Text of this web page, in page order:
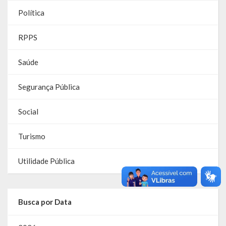
RGF
RPPS
RREO
PPA
Transparência
Apresentação
Política
RPPS
Saúde
Segurança Pública
Social
Turismo
Utilidade Pública
Busca por Data